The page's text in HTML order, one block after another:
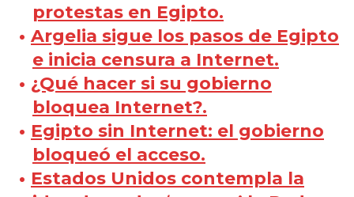
protestas en Egipto.
Argelia sigue los pasos de Egipto
e inicia censura a Internet.
¿Qué hacer si su gobierno
bloquea Internet?.
Egipto sin Internet: el gobierno
bloqueó el acceso.
Estados Unidos contempla la